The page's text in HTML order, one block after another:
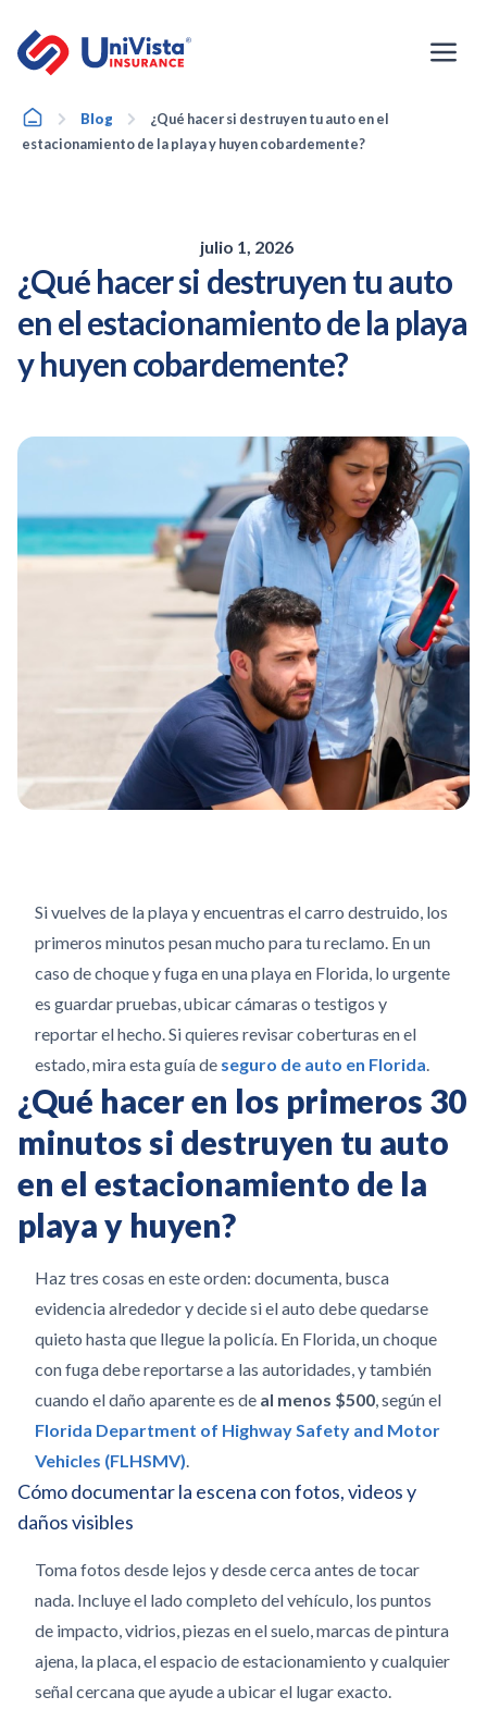
contenido
HomeBlog
¿Qué hacer si destruyen tu auto en el
estacionamiento de la playa y huyen cobardemente?
julio 1, 2026
¿Qué hacer si destruyen tu auto
en el estacionamiento de la playa
y huyen cobardemente?
Si vuelves de la playa y encuentras el carro destruido, los
primeros minutos pesan mucho para tu reclamo. En un
caso de choque y fuga en una playa en Florida, lo urgente
es guardar pruebas, ubicar cámaras o testigos y
reportar el hecho. Si quieres revisar coberturas en el
estado, mira esta guía de seguro de auto en Florida.
¿Qué hacer en los primeros 30
minutos si destruyen tu auto
en el estacionamiento de la
playa y huyen?
Haz tres cosas en este orden: documenta, busca
evidencia alrededor y decide si el auto debe quedarse
quieto hasta que llegue la policía. En Florida, un choque
con fuga debe reportarse a las autoridades, y también
cuando el daño aparente es de al menos $500, según el
Florida Department of Highway Safety and Motor
Vehicles (FLHSMV).
Cómo documentar la escena con fotos, videos y
daños visibles
Toma fotos desde lejos y desde cerca antes de tocar
nada. Incluye el lado completo del vehículo, los puntos
de impacto, vidrios, piezas en el suelo, marcas de pintura
ajena, la placa, el espacio de estacionamiento y cualquier
señal cercana que ayude a ubicar el lugar exacto.